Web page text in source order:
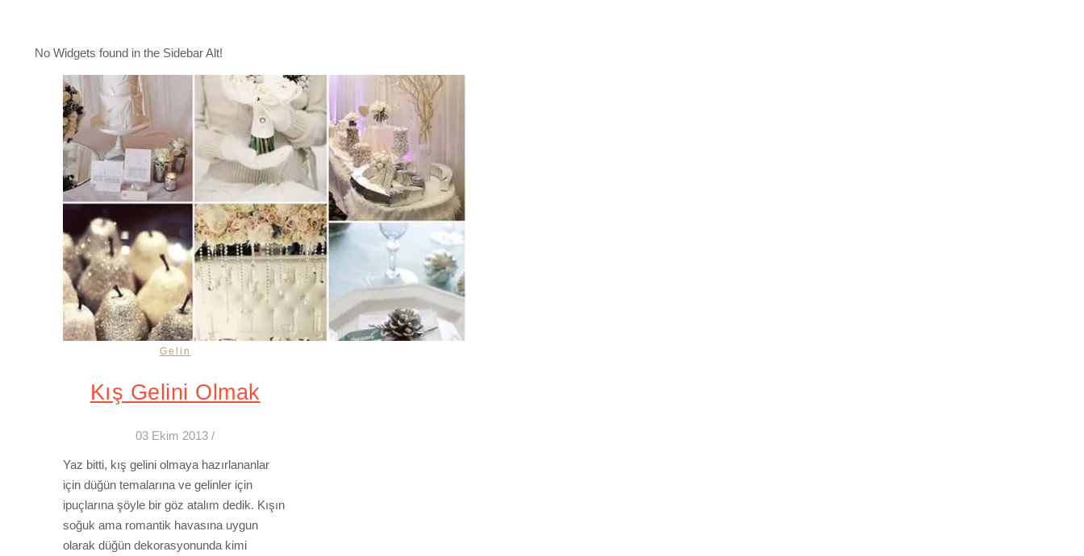
No Widgets found in the Sidebar Alt!
Gelin
Kış Gelini Olmak
03 Ekim 2013 /
Yaz bitti, kış gelini olmaya hazırlananlar
için düğün temalarına ve gelinler için
ipuçlarına şöyle bir göz atalım dedik. Kışın
soğuk ama romantik havasına uygun
olarak düğün dekorasyonunda kimi